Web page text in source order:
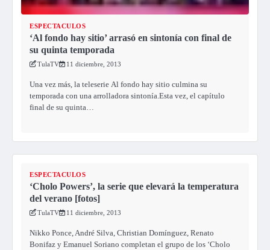
ESPECTACULOS
‘Al fondo hay sitio’ arrasó en sintonía con final de
su quinta temporada
TulaTV 11 diciembre, 2013
Una vez más, la teleserie Al fondo hay sitio culmina su
temporada con una arrolladora sintonía.Esta vez, el capítulo
final de su quinta…
ESPECTACULOS
‘Cholo Powers’, la serie que elevará la temperatura
del verano [fotos]
TulaTV 11 diciembre, 2013
Nikko Ponce, André Silva, Christian Domínguez, Renato
Bonifaz y Emanuel Soriano completan el grupo de los ‘Cholo